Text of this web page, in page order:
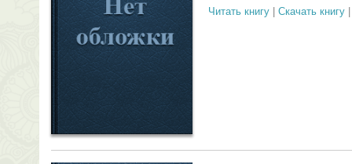
Читать книгу Скачать книгу